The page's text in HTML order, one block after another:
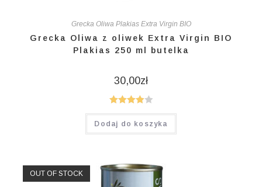
Grecka Oliwa Plakias Extra Virgin BIO
Grecka Oliwa z oliwek Extra Virgin BIO
Plakias 250 ml butelka
30,00zł
Oceniono
4.00 na 5
Dodaj do koszyka
OUT OF STOCK